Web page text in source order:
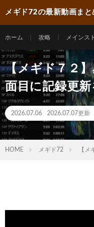
メギド72の最新動画まと
ホーム 攻略 メインス
【メギド７２
面目に記録更
2026.07.06 2026.07.07更新
HOME メギド72 【